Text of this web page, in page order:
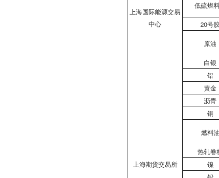
上海国际能源交易
中心
低硫燃
20号
原油
上海期货交易所
白银
铝
黄金
沥青
铜
燃料
热轧卷
镍